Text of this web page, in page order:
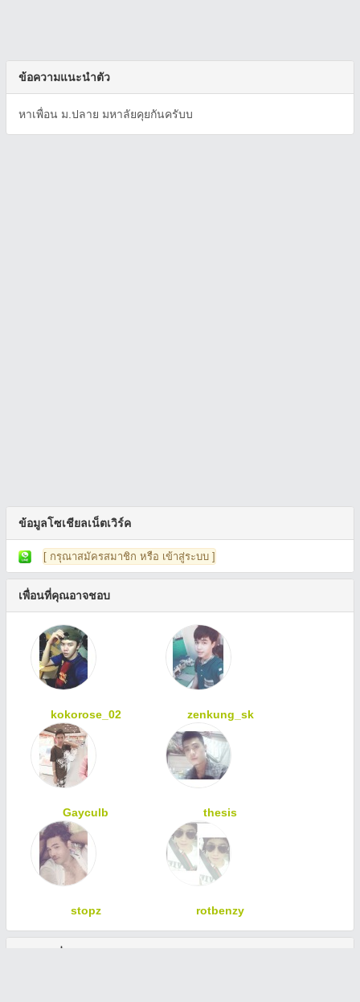
ข้อความแนะนำตัว
หาเพื่อน ม.ปลาย มหาลัยคุยกันครับบ
ข้อมูลโซเชียลเน็ตเวิร์ค
[ กรุณาสมัครสมาชิก หรือ เข้าสู่ระบบ ]
เพื่อนที่คุณอาจชอบ
kokorose_02 zenkung_sk
Gayculb thesis
stopz rotbenzy